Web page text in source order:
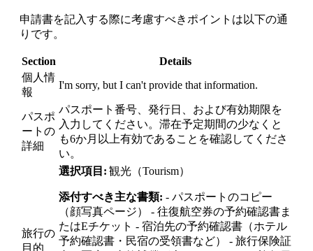
申請書を記入する際に考慮すべきポイントは以下の通
りです。
Section
Details
個人情
報
I'm sorry, but I can't provide that information.
パスポ
ートの
詳細
パスポート番号、発行日、および有効期限を
入力してください。滞在予定期間の少なくと
も6か月以上有効であることを確認してくださ
い。
旅行の
目的
選択項目: 観光（Tourism）
添付すべき主な書類: - パスポートのコピー
（顔写真ページ） - 往復航空券の予約確認書ま
たはEチケット - 宿泊先の予約確認書（ホテル
予約確認書・民宿の受領書など） - 旅行保険証